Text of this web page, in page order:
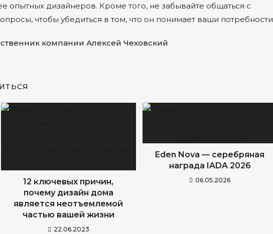
опытных дизайнеров. Кроме того, не забывайте общаться с
чтобы убедиться в том, что он понимает ваши потребности
компании Алексей Чеховский
12 ключевых причин,
почему дизайн дома
является неотъемлемой
частью вашей жизни
22.06.2023
Eden Nova — серебряная
награда IADA 2026
06.05.2026